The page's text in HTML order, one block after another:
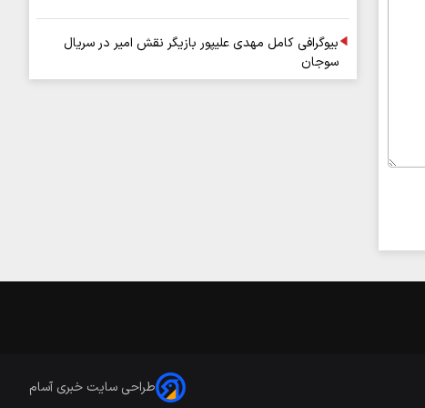
بیوگرافی کامل مهدی علیپور بازیگر نقش امیر در سریال
سوجان
طراحی سایت خبری آسام